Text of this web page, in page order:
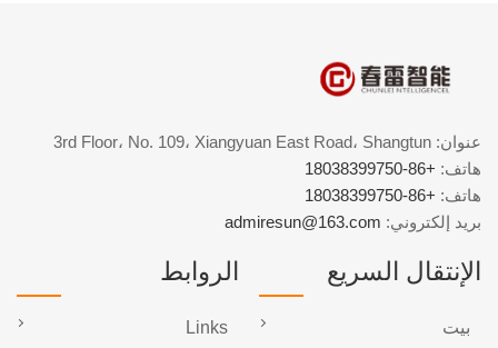
عنوان: 3rd Floor، No. 109، Xiangyuan East Road، Shangtun
هاتف: +86-18038399750
هاتف: +86-18038399750
بريد إلكتروني: admiresun@163.com
الإنتقال السريع
بيت
الروابط
Links